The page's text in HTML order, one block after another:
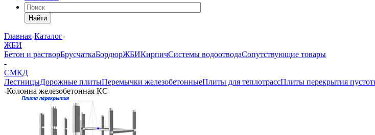
Найти
Главная-Каталог-
ЖБИ
Бетон и растворБрусчаткаБордюрЖБИКирпичСистемы водоотводаСопутствующие товары
-
СМКД
ЛестницыДорожные плитыПеремычки железобетонныеПлиты для теплотрассПлиты перекрытия
-Колонна железобетонная КС